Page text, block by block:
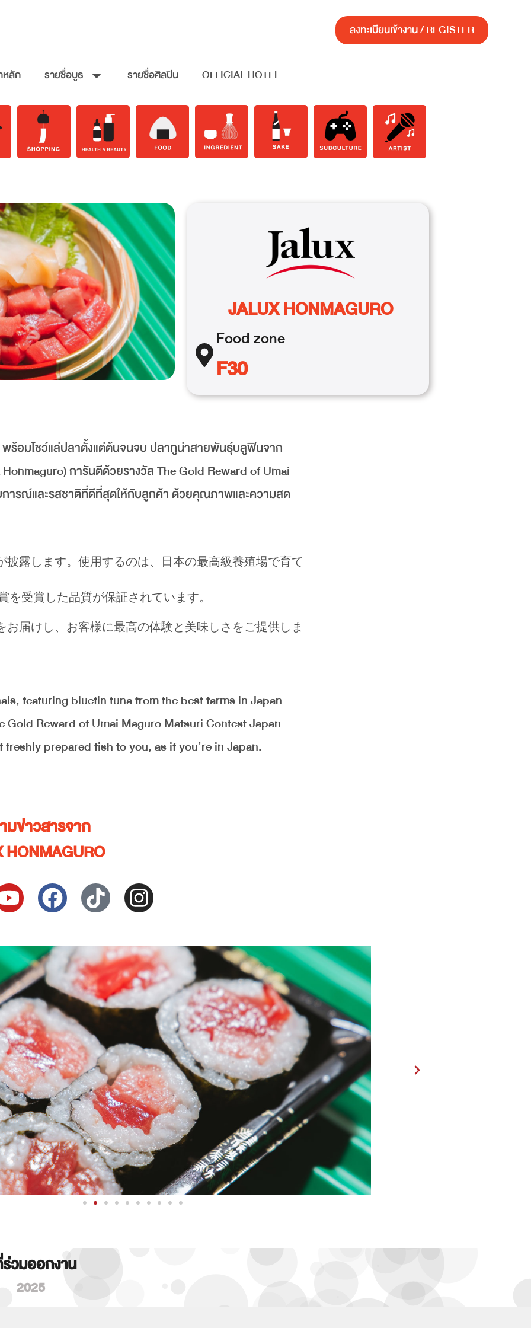
ลงทะเบียนเข้างาน / REGISTER
ลัก รายชื่อบูธ รายชื่อศิลปิน OFFICIAL HOTEL
JALUX HONMAGURO
Foodzone
F30
ร้อมโชว์แล่ปลาตั้งแต่ต้นจนจบ ปลาทูน่าสายพันธุ์บลูฟินจาก
การันตีด้วยรางวัล The Gold Reward of Umai
ารณ์และรสชาติที่ดีที่สุดให้กับลูกค้า ด้วยคุณภาพและความสด
露します。使用するのは、日本の最高級養殖場で育て
受賞した品質が保証されています。
届けし、お客様に最高の体験と美味しさをご提供しま
featuring bluefin tuna from the best farms in Japan
Reward of Umai Maguro Matsuri Contest Japan
prepared fish to you, as if you’re in Japan.
ข่าวสารจาก
HONMAGURO
วมออกงาน
2025